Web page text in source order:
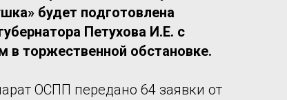
будет подготовлена
Петухова И.Е. с
торжественной обстановке.
ОСПП передано 64 заявки от